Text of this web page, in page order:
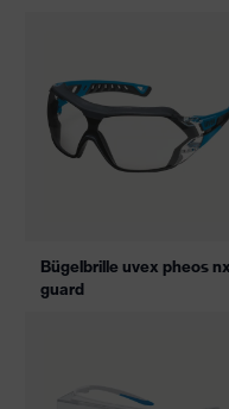
Bügelbrille uvex pheos
guard